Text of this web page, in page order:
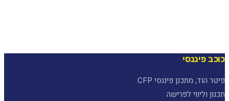
כוכב פיננסי
פיטר הוד, מתכנן פיננסי CFP
תכנון וליווי לפרישה